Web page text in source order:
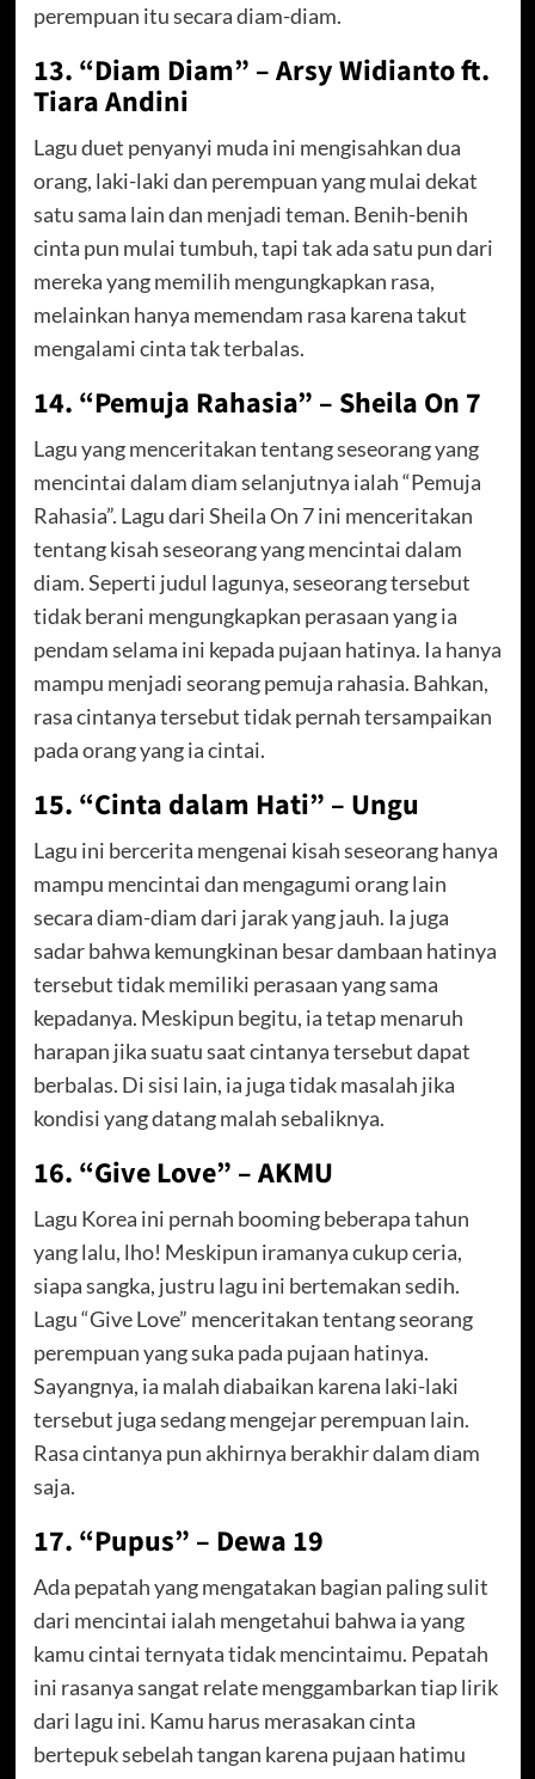
perempuan itu secara diam-diam.
13. “Diam Diam” – Arsy Widianto ft.
Tiara Andini
Lagu duet penyanyi muda ini mengisahkan dua
orang, laki-laki dan perempuan yang mulai dekat
satu sama lain dan menjadi teman. Benih-benih
cinta pun mulai tumbuh, tapi tak ada satu pun dari
mereka yang memilih mengungkapkan rasa,
melainkan hanya memendam rasa karena takut
mengalami cinta tak terbalas.
14. “Pemuja Rahasia” – Sheila On 7
Lagu yang menceritakan tentang seseorang yang
mencintai dalam diam selanjutnya ialah “Pemuja
Rahasia”. Lagu dari Sheila On 7 ini menceritakan
tentang kisah seseorang yang mencintai dalam
diam. Seperti judul lagunya, seseorang tersebut
tidak berani mengungkapkan perasaan yang ia
pendam selama ini kepada pujaan hatinya. Ia hanya
mampu menjadi seorang pemuja rahasia. Bahkan,
rasa cintanya tersebut tidak pernah tersampaikan
pada orang yang ia cintai.
15. “Cinta dalam Hati” – Ungu
Lagu ini bercerita mengenai kisah seseorang hanya
mampu mencintai dan mengagumi orang lain
secara diam-diam dari jarak yang jauh. Ia juga
sadar bahwa kemungkinan besar dambaan hatinya
tersebut tidak memiliki perasaan yang sama
kepadanya. Meskipun begitu, ia tetap menaruh
harapan jika suatu saat cintanya tersebut dapat
berbalas. Di sisi lain, ia juga tidak masalah jika
kondisi yang datang malah sebaliknya.
16. “Give Love” – AKMU
Lagu Korea ini pernah booming beberapa tahun
yang lalu, lho! Meskipun iramanya cukup ceria,
siapa sangka, justru lagu ini bertemakan sedih.
Lagu “Give Love” menceritakan tentang seorang
perempuan yang suka pada pujaan hatinya.
Sayangnya, ia malah diabaikan karena laki-laki
tersebut juga sedang mengejar perempuan lain.
Rasa cintanya pun akhirnya berakhir dalam diam
saja.
17. “Pupus” – Dewa 19
Ada pepatah yang mengatakan bagian paling sulit
dari mencintai ialah mengetahui bahwa ia yang
kamu cintai ternyata tidak mencintaimu. Pepatah
ini rasanya sangat relate menggambarkan tiap lirik
dari lagu ini. Kamu harus merasakan cinta
bertepuk sebelah tangan karena pujaan hatimu